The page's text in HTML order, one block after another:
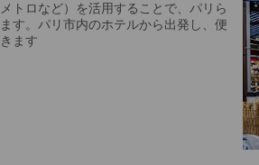
トロなど）を活用することで、パリら
す。パリ市内のホテルから出発し、便
ます